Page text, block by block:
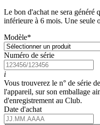
Le bon d'achat ne sera généré
inférieure à 6 mois. Une seule
Modèle*
Numéro de série
i
Vous trouverez le n° de série
l'appareil, sur son emballage
d'enregistrement au Club.
Date d'achat